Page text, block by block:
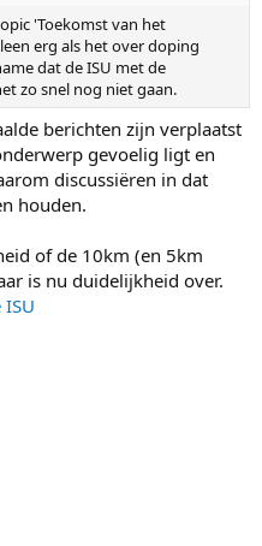
'Toekomst van het
erg als het over doping
dat de ISU met de
zo snel nog niet gaan.
berichten zijn verplaatst
gevoelig ligt en
discussiëren in dat
houden.
of de 10km (en 5km
is nu duidelijkheid over.